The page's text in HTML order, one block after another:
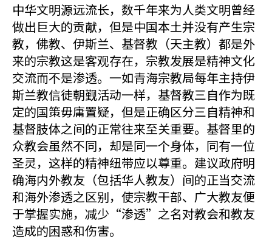
中华文明源远流长，数千年来为人类文明曾经
做出巨大的贡献，但是中国本土并没有产生宗
教，佛教、伊斯兰、基督教（天主教）都是外
来的宗教这是客观存在，宗教发展是精神文化
交流而不是渗透。一如青海宗教局每年主持伊
斯兰教信徒朝觐活动一样，基督教三自作为既
定的国策毋庸置疑，但是正确区分三自精神和
基督肢体之间的正常往来至关重要。基督里的
众教会虽然不同，却是同一个身体，同有一位
圣灵，这样的精神纽带应以尊重。建议政府明
确海内外教友（包括华人教友）间的正当交流
和海外渗透之区别，使宗教干部、广大教友便
于掌握实施，减少“渗透”之名对教会和教友
造成的困惑和伤害。